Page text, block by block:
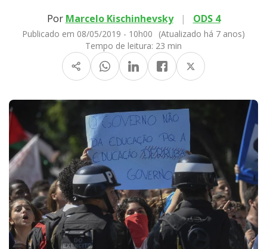
Por Marcelo Kischinhevsky | ODS 4
Publicado em 08/05/2019 - 10h00
(Atualizado há 7 anos)
Tempo de leitura: 23 min